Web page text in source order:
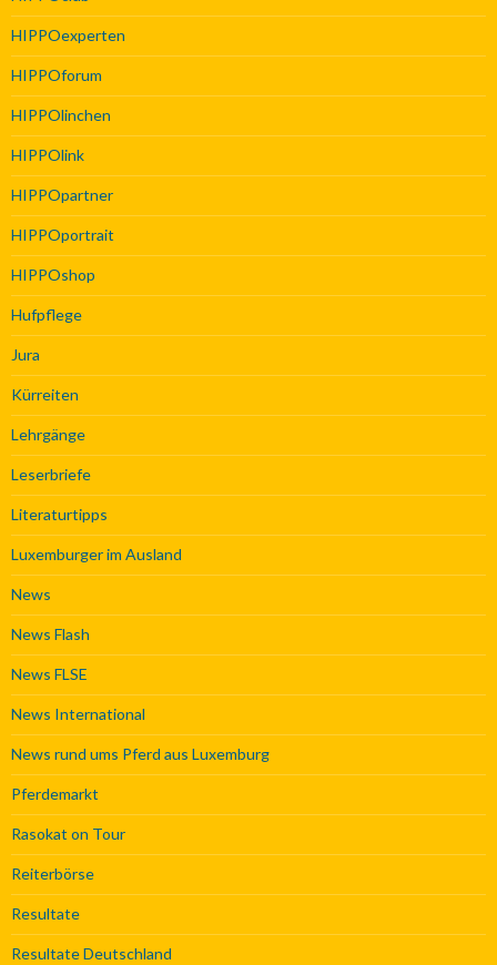
HIPPOexperten
HIPPOforum
HIPPOlinchen
HIPPOlink
HIPPOpartner
HIPPOportrait
HIPPOshop
Hufpflege
Jura
Kürreiten
Lehrgänge
Leserbriefe
Literaturtipps
Luxemburger im Ausland
News
News Flash
News FLSE
News International
News rund ums Pferd aus Luxemburg
Pferdemarkt
Rasokat on Tour
Reiterbörse
Resultate
Resultate Deutschland